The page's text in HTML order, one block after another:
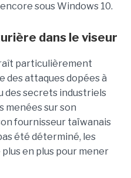
sous Windows 10.
dans le viseur
particulièrement
des attaques dopées à
des secrets industriels
menées sur son
fournisseur taïwanais
été déterminé, les
en plus pour mener